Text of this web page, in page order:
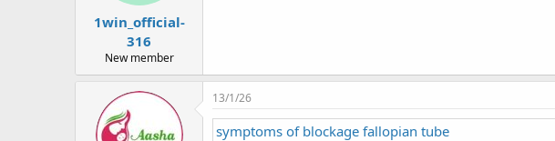
1win_official-
316
New member
13/1/26
symptoms of blockage fallopian tube